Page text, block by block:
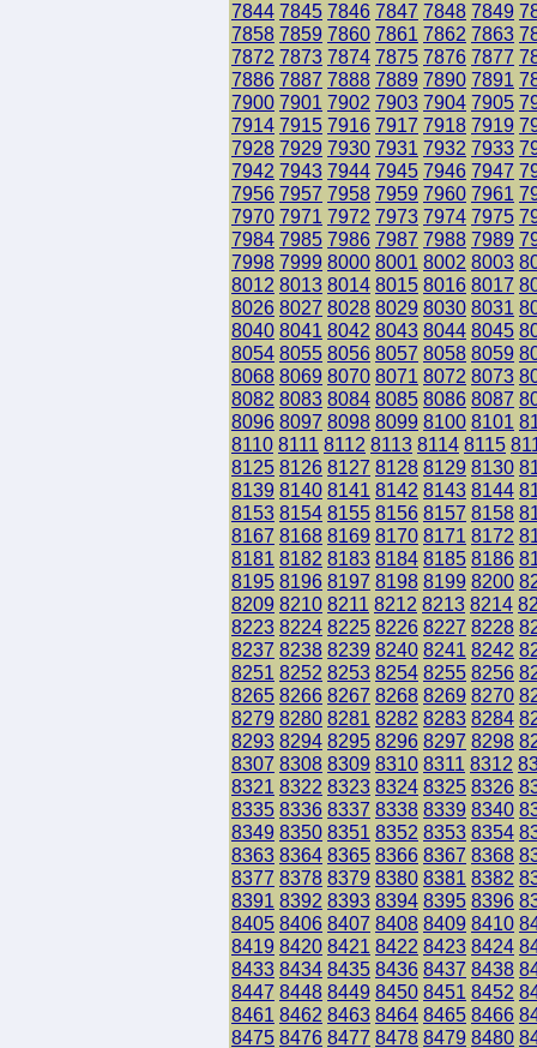
7844 7845 7846 7847 7848 7849
7858 7859 7860 7861 7862 7863
7872 7873 7874 7875 7876 7877
7886 7887 7888 7889 7890 7891
7900 7901 7902 7903 7904 7905
7914 7915 7916 7917 7918 7919
7928 7929 7930 7931 7932 7933
7942 7943 7944 7945 7946 7947
7956 7957 7958 7959 7960 7961
7970 7971 7972 7973 7974 7975
7984 7985 7986 7987 7988 7989
7998 7999 8000 8001 8002 8003
8012 8013 8014 8015 8016 8017
8026 8027 8028 8029 8030 8031
8040 8041 8042 8043 8044 8045
8054 8055 8056 8057 8058 8059
8068 8069 8070 8071 8072 8073
8082 8083 8084 8085 8086 8087
8096 8097 8098 8099 8100 8101
8110 8111 8112 8113 8114 8115
8125 8126 8127 8128 8129 8130
8139 8140 8141 8142 8143 8144
8153 8154 8155 8156 8157 8158
8167 8168 8169 8170 8171 8172
8181 8182 8183 8184 8185 8186
8195 8196 8197 8198 8199 8200
8209 8210 8211 8212 8213 8214
8223 8224 8225 8226 8227 8228
8237 8238 8239 8240 8241 8242
8251 8252 8253 8254 8255 8256
8265 8266 8267 8268 8269 8270
8279 8280 8281 8282 8283 8284
8293 8294 8295 8296 8297 8298
8307 8308 8309 8310 8311 8312
8321 8322 8323 8324 8325 8326
8335 8336 8337 8338 8339 8340
8349 8350 8351 8352 8353 8354
8363 8364 8365 8366 8367 8368
8377 8378 8379 8380 8381 8382
8391 8392 8393 8394 8395 8396
8405 8406 8407 8408 8409 8410
8419 8420 8421 8422 8423 8424
8433 8434 8435 8436 8437 8438
8447 8448 8449 8450 8451 8452
8461 8462 8463 8464 8465 8466
8475 8476 8477 8478 8479 8480